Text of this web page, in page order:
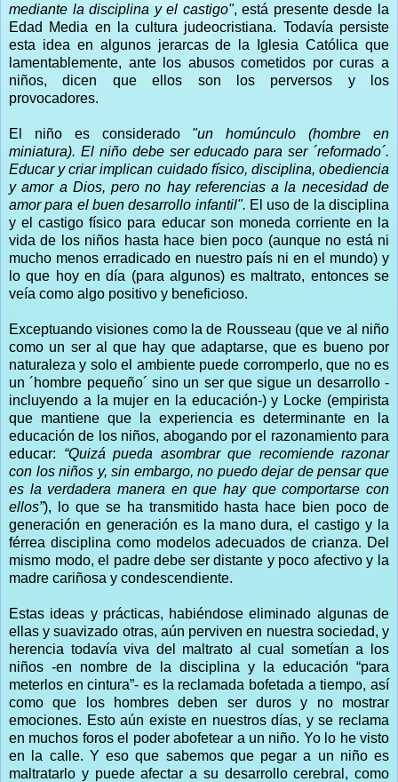
mediante la disciplina y el castigo", está presente desde la
Edad Media en la cultura judeocristiana. Todavía persiste
esta idea en algunos jerarcas de la Iglesia Católica que
lamentablemente, ante los abusos cometidos por curas a
niños, dicen que ellos son los perversos y los
provocadores.
El niño es considerado "un homúnculo (hombre en
miniatura). El niño debe ser educado para ser ´reformado´.
Educar y criar implican cuidado físico, disciplina, obediencia
y amor a Dios, pero no hay referencias a la necesidad de
amor para el buen desarrollo infantil". El uso de la disciplina
y el castigo físico para educar son moneda corriente en la
vida de los niños hasta hace bien poco (aunque no está ni
mucho menos erradicado en nuestro país ni en el mundo) y
lo que hoy en día (para algunos) es maltrato, entonces se
veía como algo positivo y beneficioso.
Exceptuando visiones como la de Rousseau (que ve al niño
como un ser al que hay que adaptarse, que es bueno por
naturaleza y solo el ambiente puede corromperlo, que no es
un ´hombre pequeño´ sino un ser que sigue un desarrollo -
incluyendo a la mujer en la educación-) y Locke (empirista
que mantiene que la experiencia es determinante en la
educación de los niños, abogando por el razonamiento para
educar: “Quizá pueda asombrar que recomiende razonar
con los niños y, sin embargo, no puedo dejar de pensar que
es la verdadera manera en que hay que comportarse con
ellos”), lo que se ha transmitido hasta hace bien poco de
generación en generación es la mano dura, el castigo y la
férrea disciplina como modelos adecuados de crianza. Del
mismo modo, el padre debe ser distante y poco afectivo y la
madre cariñosa y condescendiente.
Estas ideas y prácticas, habiéndose eliminado algunas de
ellas y suavizado otras, aún perviven en nuestra sociedad, y
herencia todavía viva del maltrato al cual sometían a los
niños -en nombre de la disciplina y la educación “para
meterlos en cintura”- es la reclamada bofetada a tiempo, así
como que los hombres deben ser duros y no mostrar
emociones. Esto aún existe en nuestros días, y se reclama
en muchos foros el poder abofetear a un niño. Yo lo he visto
en la calle. Y eso que sabemos que pegar a un niño es
maltratarlo y puede afectar a su desarrollo cerebral, como